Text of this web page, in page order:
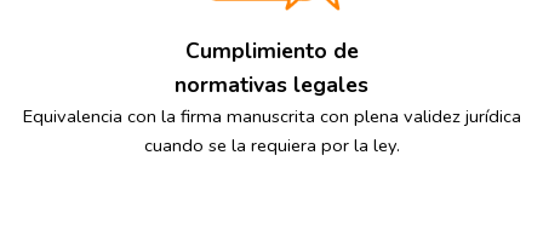
Cumplimiento de
normativas legales
Equivalencia con la firma manuscrita con plena validez jurídica
cuando se la requiera por la ley.